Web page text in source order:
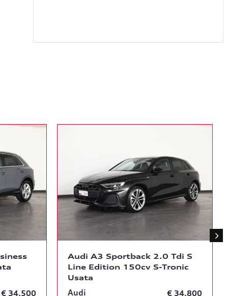
€ 34.500
Audi A3 Sportback 2.0 Tdi S
Line Edition 150cv S-Tronic
Usata
Audi € 34.800